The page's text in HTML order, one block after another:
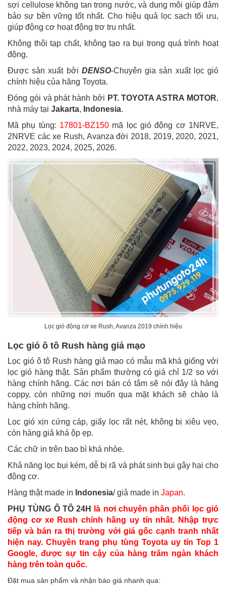
sợi cellulose không tan trong nước, và dung môi giúp đảm
bảo sự bền vững tốt nhất. Cho hiệu quả lọc sạch tối ưu,
giúp động cơ hoạt động trơ tru nhất.
Không thôi tạp chất, không tạo ra bụi trong quá trình hoạt
động.
Được sản xuất bởi DENSO-Chuyên gia sản xuất lọc gió
chính hiệu của hãng Toyota.
Đóng gói và phát hành bởi PT. TOYOTA ASTRA MOTOR,
nhà máy tại Jakarta, Indonesia.
Mã phụ tùng: 17801-BZ150 mã lọc gió động cơ 1NRVE,
2NRVE các xe Rush, Avanza đời 2018, 2019, 2020, 2021,
2022, 2023, 2024, 2025, 2026.
Lọc gió động cơ xe Rush, Avanza 2019 chính hiệu
Lọc gió ô tô Rush hàng giả mạo
Lọc gió ô tô Rush hàng giả mạo có mẫu mã khá giống với
lọc gió hàng thật. Sản phẩm thường có giá chỉ 1/2 so với
hàng chính hãng. Các nơi bán có tâm sẽ nói đây là hàng
coppy, còn những nơi muốn qua mặt khách sẽ chào là
hàng chính hãng.
Lọc gió xịn cứng cáp, giấy lọc rất nét, không bị xiêu vẹo,
còn hàng giả khá ộp ẹp.
Các chữ in trên bao bì khá nhòe.
Khả năng lọc bụi kém, dễ bị rã và phát sinh bụi gây hại cho
động cơ.
Hàng thật made in Indonesia/ giả made in Japan.
PHỤ TÙNG Ô TÔ 24H
là nơi chuyên phân phối lọc gió
động cơ xe Rush chính hãng uy tín nhất. Nhập trực
tiếp và bán ra thị trường với giá gốc cạnh tranh nhất
hiện nay. Chuyên trang phụ tùng Toyota uy tín Top 1
Google, được sự tin cậy của hàng trăm ngàn khách
hàng trên toàn quốc.
Đặt mua sản phẩm và nhận báo giá nhanh qua: